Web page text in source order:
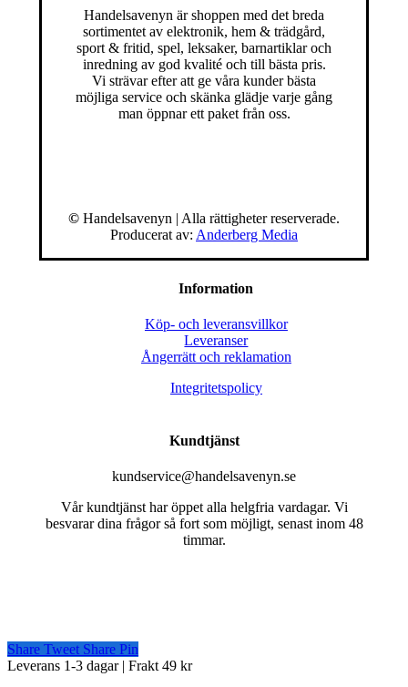
Handelsavenyn är shoppen med det breda
sortimentet av elektronik, hem & trädgård,
sport & fritid, spel, leksaker, barnartiklar och
inredning av god kvalité och till bästa pris.
Vi strävar efter att ge våra kunder bästa
möjliga service och skänka glädje varje gång
man öppnar ett paket från oss.
© Handelsavenyn | Alla rättigheter reserverade.
Producerat av: Anderberg Media
Information
Köp- och leveransvillkor
Leveranser
Ångerrätt och reklamation
Integritetspolicy
Kundtjänst
kundservice@handelsavenyn.se
Vår kundtjänst har öppet alla helgfria vardagar. Vi
besvarar dina frågor så fort som möjligt, senast inom 48
timmar.
Share Tweet Share Pin
Close
Leverans 1-3 dagar | Frakt 49 kr